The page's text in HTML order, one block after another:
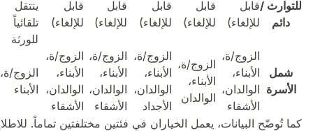
للتوارث /
دائم
قابل
للإلغاء)
قابل
للإلغاء)
قابل
للإلغاء)
قابل
للإلغاء)
قابل
للإلغاء)
ينتقل
تلقائياً
للورثة
شمل
الأسرة
الزوج/ة،
الأبناء،
الوالدان،
الأشقاء
الزوج/ة،
الأبناء،
الوالدان
الزوج/ة،
الأبناء،
الوالدان،
الأجداد
الزوج/ة،
الأبناء،
الوالدان،
الأشقاء
الزوج/ة،
الأبناء،
الوالدان،
الأشقاء
الزوج/ة،
الأبناء
كما تُوضّح البيانات، يعمل الخياران في فئتين مختلفتين تماماً. للاطلاع